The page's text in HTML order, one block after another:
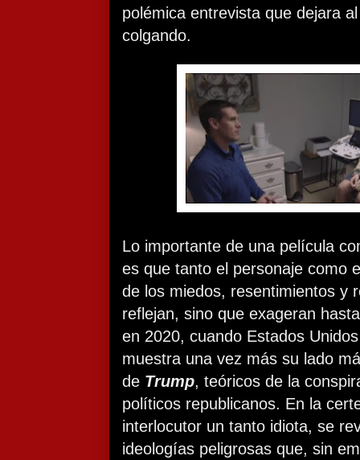
polémica entrevista que dejara
colgando.
Lo importante de una película
es que tanto el personaje como
de los miedos, resentimientos y
reflejan, sino que exageran
en 2020, cuando Estados
muestra una vez más su lado
de Trump, teóricos de la
políticos republicanos. En la
interlocutor un tanto idiota, se
ideologías peligrosas que, sin